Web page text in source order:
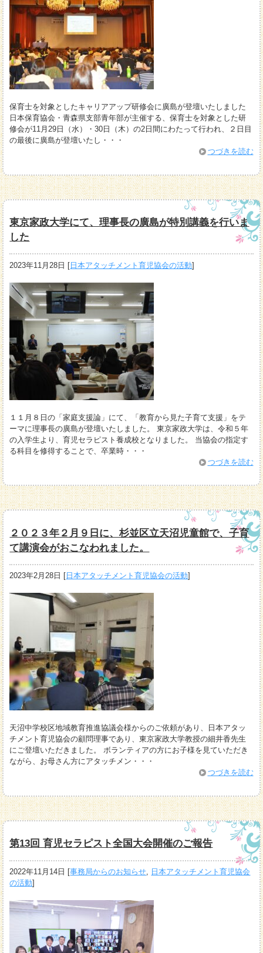
保育士を対象としたキャリアアップ研修会に廣島が登壇いたしました
日本保育協会・青森県支部青年部が主催する、保育士を対象とした研
修会が11月29日（水）・30日（木）の2日間にわたって行われ、２日目
の最後に廣島が登壇いたし・・・
つづきを読む
東京家政大学にて、理事長の廣島が特別講義を行いま
した
2023年11月28日 [ 日本アタッチメント育児協会の活動]
１１月８日の「家庭支援論」にて、「教育から見た子育て支援」をテ
ーマに理事長の廣島が登壇いたしました。 東京家政大学は、令和５年
の入学生より、育児セラピスト養成校となりました。 当協会の指定す
る科目を修得することで、卒業時・・・
つづきを読む
２０２３年２月９日に、杉並区立天沼児童館で、子育
て講演会がおこなわれました。
2023年2月28日 [ 日本アタッチメント育児協会の活動]
天沼中学校区地域教育推進協議会様からのご依頼があり、日本アタッ
チメント育児協会の顧問理事であり、東京家政大学教授の細井香先生
にご登壇いただきました。 ボランティアの方にお子様を見ていただき
ながら、お母さん方にアタッチメン・・・
つづきを読む
第13回 育児セラピスト全国大会開催のご報告
2022年11月14日 [事務局からのお知らせ, 日本アタッチメント育児協会
の活動]